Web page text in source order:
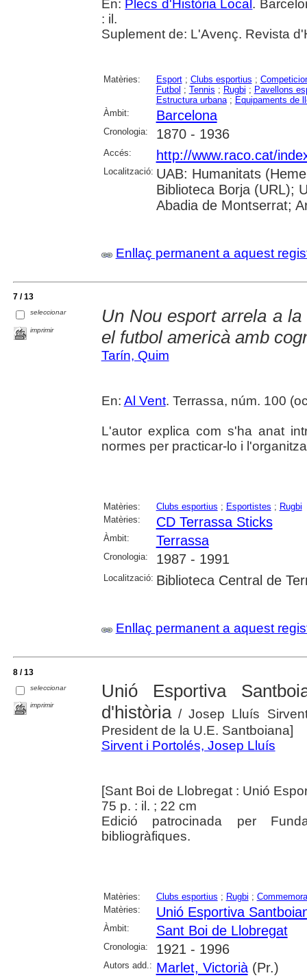
En: Plecs d'Història Local .
: il.
Suplement de: L'Avenç. Revista
Matèries: Esport; Clubs esportius ;
Futbol ; Tennis ; Rugbi ; Pavellons
Estructura urbana; Equipaments de
Àmbit:
Barcelona
Cronologia: 1870 - 1936
Accés: http://www.raco.cat/
Localització: UAB: Humanitats
Biblioteca Borja (URL);
Abadia de Montserrat;
Enllaç permanent a aquest
7 / 13
seleccionar
imprimir
Un Nou esport arrela a
el futbol americà amb
Tarín, Quim
En: Al Vent. Terrassa, núm. 100
L'autor explica com s'ha anat
normes per practicar-lo i
Matèries: Clubs esportius ; Esportistes ; Rugbi
Matèries:
CD Terrassa Sticks
Àmbit: Terrassa
Cronologia: 1987 - 1991
Localització: Biblioteca Central de
Enllaç permanent a aquest
8 / 13
seleccionar
imprimir
Unió Esportiva
d'història/ Josep Lluís
President de la U.E. Santboiana]
Sirvent i Portolés, Josep Lluís
[Sant Boi de Llobregat : Unió
75 p. : il. ; 22 cm
Edició patrocinada per
bibliogràfiques.
Matèries: Clubs esportius ; Rugbi ;
Matèries:
Unió Esportiva
Àmbit: Sant Boi de Llobregat
Cronologia: 1921 - 1996
Autors add.: Marlet, Victorià(Pr.)